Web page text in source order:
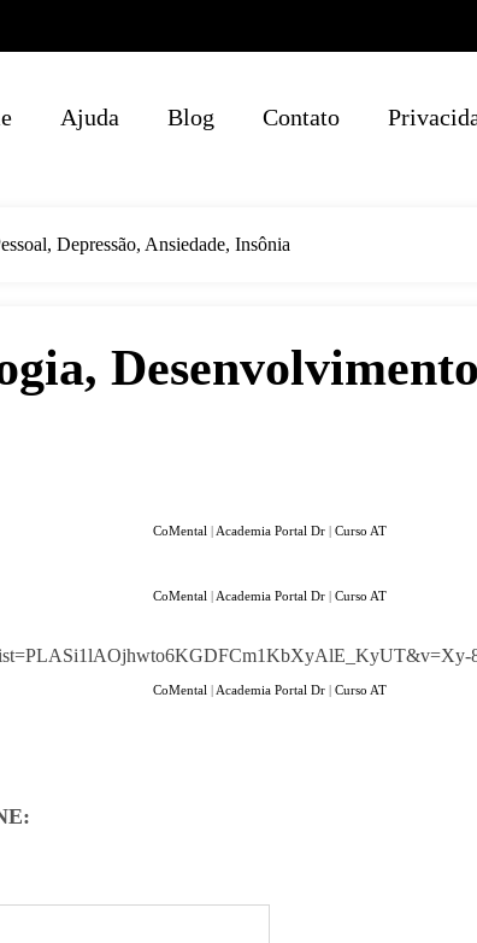
Ajuda Blog Contato
Depressão, Ansiedade, Insônia
CoMental Academia Portal Dr Curso AT
CoMental Academia Portal Dr Curso AT
CoMental Academia Portal Dr Curso AT